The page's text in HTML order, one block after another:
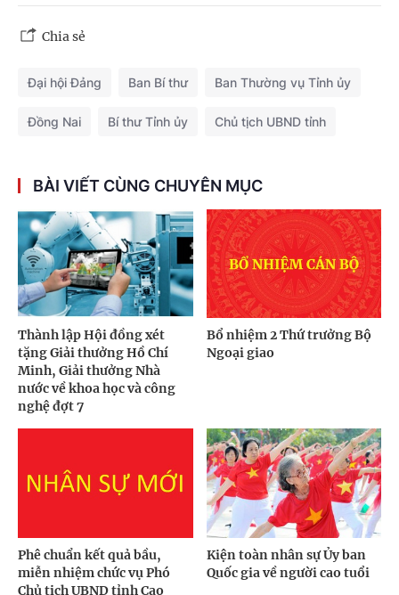
Chia sẻ
Đại hội Đảng Ban Bí thư Ban Thường vụ Tỉnh ủy
Đồng Nai Bí thư Tỉnh ủy Chủ tịch UBND tỉnh
BÀI VIẾT CÙNG CHUYÊN MỤC
Thành lập Hội đồng xét
tặng Giải thưởng Hồ Chí
Minh, Giải thưởng Nhà
nước về khoa học và công
nghệ đợt 7
Bổ nhiệm 2 Thứ trưởng Bộ
Ngoại giao
Phê chuẩn kết quả bầu,
miễn nhiệm chức vụ Phó
Chủ tịch UBND tỉnh Cao
Kiện toàn nhân sự Ủy ban
Quốc gia về người cao tuổi